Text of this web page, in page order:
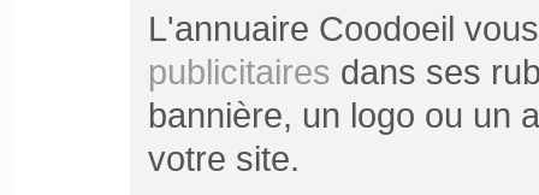
L'annuaire Coodoeil
publicitaires dans ses
bannière, un logo ou un
votre site.